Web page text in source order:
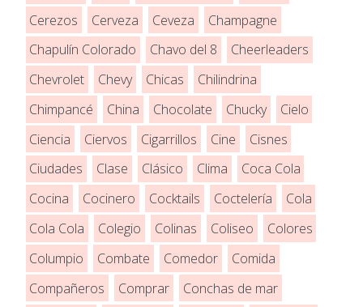
Cerezos
Cerveza Ceveza
Champagne
Chapulín Colorado
Chavo del 8
Cheerleaders
Chevrolet
Chevy Chicas
Chilindrina
Chimpancé
China Chocolate Chucky
Cielo
Ciencia
Ciervos Cigarrillos Cine
Cisnes
Ciudades
Clase Clásico Clima
Coca Cola
Cocina
Cocinero Cocktails Coctelería
Cola
Cola Cola
Colegio Colinas Coliseo
Colores
Columpio
Combate Comedor
Comida
Compañeros
Comprar
Conchas de mar